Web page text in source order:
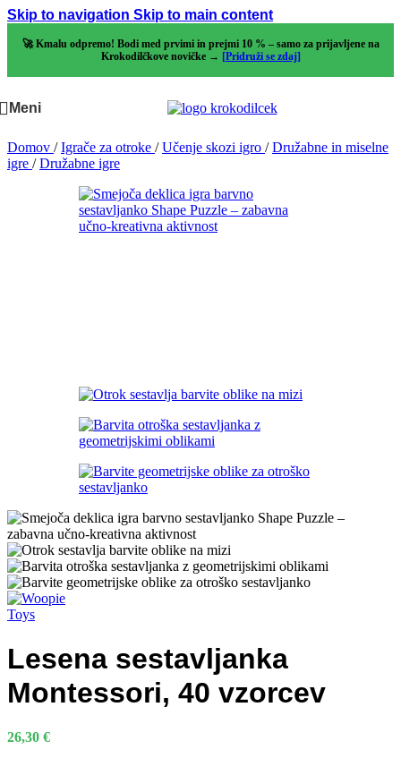
Skip to navigation Skip to main content
🚀 Kmalu odpremo! Bodi med prvimi in prejmi 10 % – samo za prijavljene na
Krokodilčkove novičke → [Pridruži se zdaj]
Meni
Domov / Igrače za otroke / Učenje skozi igro / Družabne in miselne
igre / Družabne igre
Lesena sestavljanka
Montessori, 40 vzorcev
26,30 €